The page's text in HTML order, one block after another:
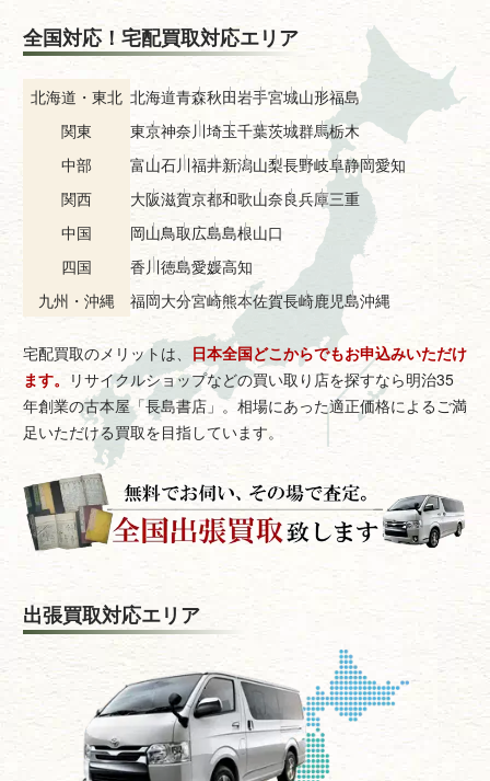
全国対応！宅配買取対応エリア
北海道・東北 北海道青森秋田岩手宮城山形福島
関東
東京神奈川埼玉千葉茨城群馬栃木
中部
富山石川福井新潟山梨長野岐阜静岡愛知
関西
大阪滋賀京都和歌山奈良兵庫三重
中国
岡山鳥取広島島根山口
四国
香川徳島愛媛高知
九州・沖縄
福岡大分宮崎熊本佐賀長崎鹿児島沖縄
宅配買取のメリットは、 日本全国どこからでもお申込みいただけ
ます。 リサイクルショップなどの買い取り店を探すなら明治35
年創業の古本屋「長島書店」。相場にあった適正価格によるご満
足いただける買取を目指しています。
出張買取対応エリア